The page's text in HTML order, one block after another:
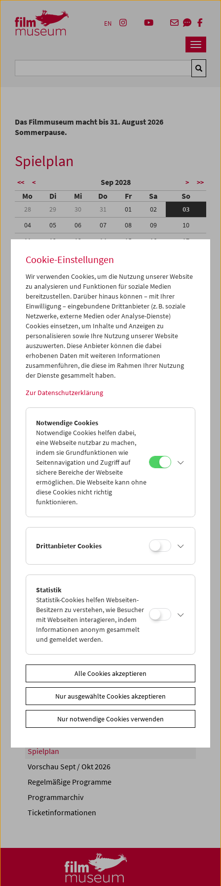
Zum Inhalt
Zum Hauptmenü
Zur Servicenavigation
Zum Suche
Navbar
EN
Das Filmmuseum macht bis 31. August 2026
Sommerpause.
Spielplan
<< < Sep 2028 > >>
Mo Di Mi Do Fr Sa So
28 29 30 31 01 02
03
04
05 06 07 08 09
10
11
12 13 14 15 16
17
18
19 20 21
25
27 29
01
02
03 04 05 06 07
iCalender
Programmheft-PDF
English language or subtitles
< Vorherige Woche
Mo 28.8.
Di 29.8.
Mi 30.8.
Do 31.8.
Sa 2.9.
PROGRAMM ÜBERBLICK
Share on
Spielplan
Vorschau Sept / Okt 2026
Regelmäßige Programme
Programmarchiv
Ticketinformationen
Cookie-Einstellungen
Wir verwenden Cookies, um die Nutzung unserer Website
zu analysieren und Funktionen für soziale Medien
bereitzustellen. Darüber hinaus können – mit Ihrer
Einwilligung – eingebundene Drittanbieter (z. B. soziale
Netzwerke, externe Medien oder Analyse-Dienste)
Cookies einsetzen, um Inhalte und Anzeigen zu
personalisieren sowie Ihre Nutzung unserer Website
auszuwerten. Diese Anbieter können die dabei
erhobenen Daten mit weiteren Informationen
zusammenführen, die diese im Rahmen Ihrer Nutzung
der Dienste gesammelt haben.
Zur Datenschutzerklärung
Notwendige Cookies
Notwendige Cookies helfen dabei,
eine Webseite nutzbar zu machen,
indem sie Grundfunktionen wie
Seitennavigation und Zugriff auf
sichere Bereiche der Webseite
ermöglichen. Die Webseite kann ohne
diese Cookies nicht richtig
funktionieren.
Drittanbieter Cookies
Statistik
Statistik-Cookies helfen Webseiten-
Besitzern zu verstehen, wie Besucher
mit Webseiten interagieren, indem
Informationen anonym gesammelt
und gemeldet werden.
Alle Cookies akzeptieren
Nur ausgewählte Cookies akzeptieren
Nur notwendige Cookies verwenden